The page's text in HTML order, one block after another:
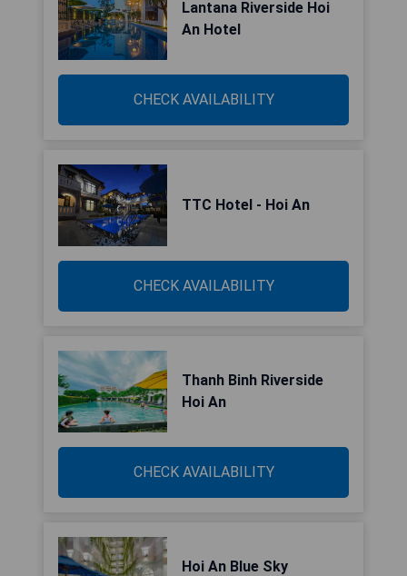
Lantana Riverside Hoi
An Hotel
CHECK AVAILABILITY
TTC Hotel - Hoi An
CHECK AVAILABILITY
Thanh Binh Riverside
Hoi An
CHECK AVAILABILITY
Hoi An Blue Sky